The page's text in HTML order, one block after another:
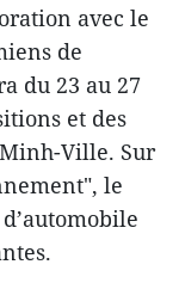
avec le
de
du 23 au 27
et des
Ville. Sur
le